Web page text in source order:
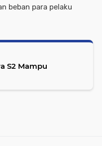
beban para pelaku
S2 Mampu